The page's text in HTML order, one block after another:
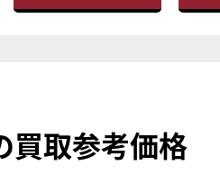
買取参考価格